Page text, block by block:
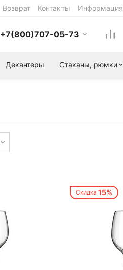
Возврат Контакты Информация
+7(800)707-05-73
Декантеры Стаканы, рюмки
Скидка 15%